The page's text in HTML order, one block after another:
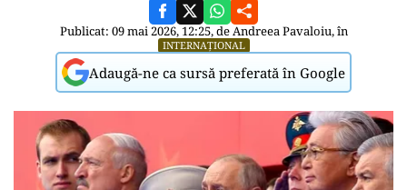
Publicat: 09 mai 2026, 12:25, deAndreea Pavaloiu, în
INTERNAȚIONAL
Adaugă-ne ca sursă preferată în Google